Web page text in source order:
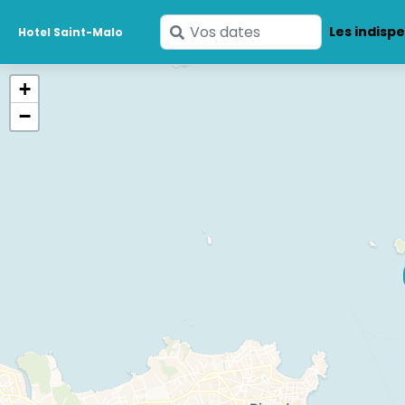
Hotel Saint-Malo
Saisissez
vos
Les
+
−